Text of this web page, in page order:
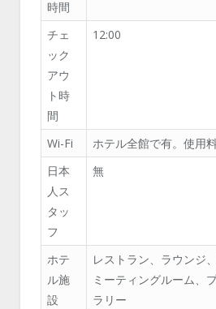
時間
チェ
ック
アウ
ト時
間
12:00
Wi-Fi
ホテル全館で有。使用
日本
人ス
タッ
フ
無
ホテ
ル施
設
レストラン、ラウンジ
ミーティングルーム、
ラリー